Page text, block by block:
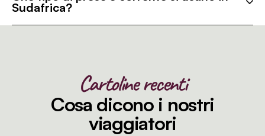
Sudafrica?
Cartoline recenti
Cosa dicono i nostri
viaggiatori